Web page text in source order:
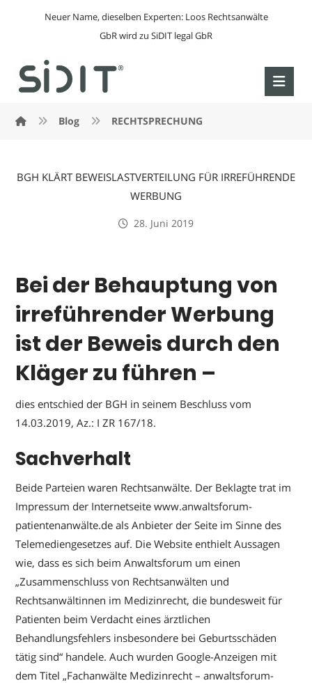
Neuer Name, dieselben Experten: Loos Rechtsanwälte
GbR wird zu SiDIT legal GbR
Blog RECHTSPRECHUNG
BGH KLÄRT BEWEISLASTVERTEILUNG FÜR IRREFÜHRENDE
WERBUNG
28. Juni 2019
Bei der Behauptung von
irreführender Werbung
ist der Beweis durch den
Kläger zu führen –
dies entschied der BGH in seinem Beschluss vom
14.03.2019, Az.: I ZR 167/18.
Sachverhalt
Beide Parteien waren Rechtsanwälte. Der Beklagte trat im
Impressum der Internetseite www.anwaltsforum-
patientenanwälte.de als Anbieter der Seite im Sinne des
Telemediengesetzes auf. Die Website enthielt Aussagen
wie, dass es sich beim Anwaltsforum um einen
„Zusammenschluss von Rechtsanwälten und
Rechtsanwältinnen im Medizinrecht, die bundesweit für
Patienten beim Verdacht eines ärztlichen
Behandlungsfehlers insbesondere bei Geburtsschäden
tätig sind“ handele. Auch wurden Google-Anzeigen mit
dem Titel „Fachanwälte Medizinrecht – anwaltsforum-